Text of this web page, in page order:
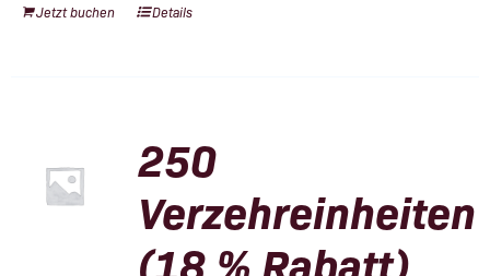
Jetzt buchen Details
250
Verzehreinheiten
(18 % Rabatt)